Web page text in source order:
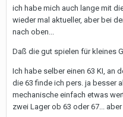
ich habe mich auch lange mit
wieder mal aktueller, aber bei
nach oben...
Daß die gut spielen für kleines
Ich habe selber einen 63 KI, an
die 63 finde ich pers. ja besser
mechanische einfach etwas
zwei Lager ob 63 oder 67...